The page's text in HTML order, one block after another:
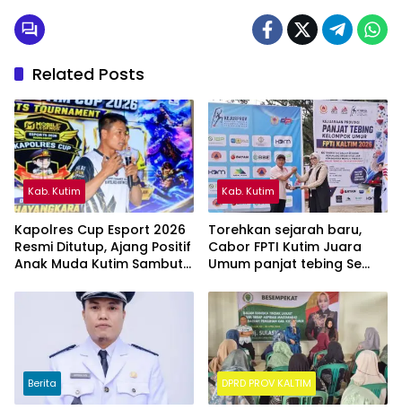
Related Posts
Kab. Kutim
Kapolres Cup Esport 2026
Resmi Ditutup, Ajang Positif
Anak Muda Kutim Sambut
Kab. Kutim
Torehkan sejarah baru,
Cabor FPTI Kutim Juara
Umum panjat tebing Se
Berita DPRD PROV KALTIM